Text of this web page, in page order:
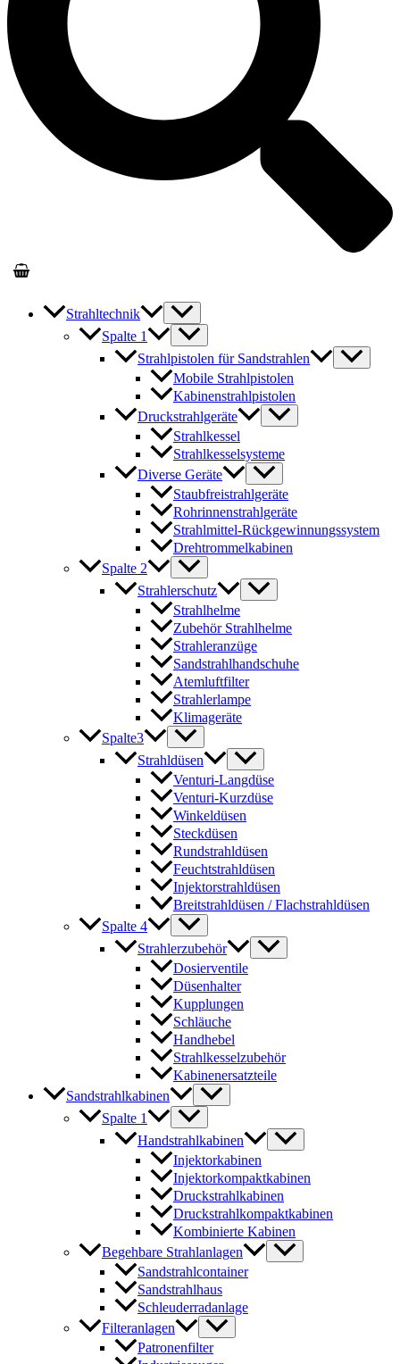
Strahltechnik
Spalte 1
Strahlpistolen für Sandstrahlen
Mobile Strahlpistolen
Kabinenstrahlpistolen
Druckstrahlgeräte
Strahlkessel
Strahlkesselsysteme
Diverse Geräte
Staubfreistrahlgeräte
Rohrinnenstrahlgeräte
Strahlmittel-Rückgewinnungssystem
Drehtrommelkabinen
Spalte 2
Strahlerschutz
Strahlhelme
Zubehör Strahlhelme
Strahleranzüge
Sandstrahlhandschuhe
Atemluftfilter
Strahlerlampe
Klimageräte
Spalte3
Strahldüsen
Venturi-Langdüse
Venturi-Kurzdüse
Winkeldüsen
Steckdüsen
Rundstrahldüsen
Feuchtstrahldüsen
Injektorstrahldüsen
Breitstrahldüsen / Flachstrahldüsen
Spalte 4
Strahlerzubehör
Dosierventile
Düsenhalter
Kupplungen
Schläuche
Handhebel
Strahlkesselzubehör
Kabinenersatzteile
Sandstrahlkabinen
Spalte 1
Handstrahlkabinen
Injektorkabinen
Injektorkompaktkabinen
Druckstrahlkabinen
Druckstrahlkompaktkabinen
Kombinierte Kabinen
Begehbare Strahlanlagen
Sandstrahlcontainer
Sandstrahlhaus
Schleuderradanlage
Filteranlagen
Patronenfilter